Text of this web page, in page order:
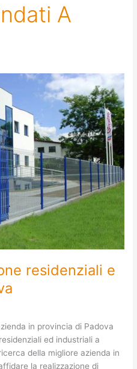
A
residenziali e
in provincia di Padova
ed industriali a
della migliore azienda in
la realizzazione di